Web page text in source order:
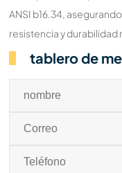
ANSI b16.34,
resistencia y
tablero de